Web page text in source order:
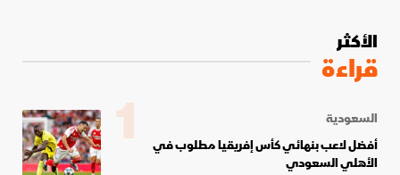
الأكثر
قراءة
السعودية
أفضل لاعب بنهائي كأس إفريقيا مطلوب في
الأهلي السعودي
1